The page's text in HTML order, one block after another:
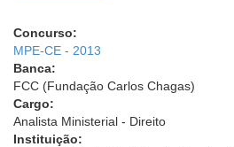
Concurso:
MPE-CE - 2013
Banca:
FCC (Fundação Carlos Chagas)
Cargo:
Analista Ministerial - Direito
Instituição: